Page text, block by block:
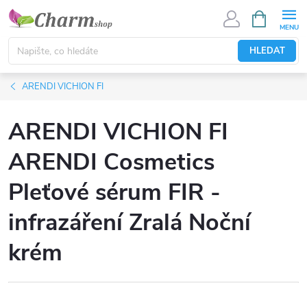
Přejít
obsah
HLEDAT
NÁKUPNÍ
KOŠÍK
ARENDI VICHION FI
ARENDI VICHION FI
ARENDI Cosmetics
Pleťové sérum FIR -
infrazáření Zralá Noční
krém